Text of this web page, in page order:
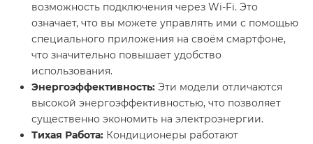
возможность подключения через Wi-Fi. Это
означает, что вы можете управлять ими с помощью
специального приложения на своём смартфоне,
что значительно повышает удобство
использования.
Энергоэффективность: Эти модели отличаются
высокой энергоэффективностью, что позволяет
существенно экономить на электроэнергии.
Тихая Работа: Кондиционеры работают